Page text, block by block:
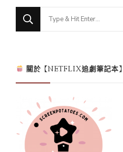
Looking
關於【NETFLIX追劇筆記本】